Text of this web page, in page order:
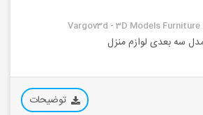
Vargov3d - 3D Models
سه بعدی لوازم منزل
توضیحات